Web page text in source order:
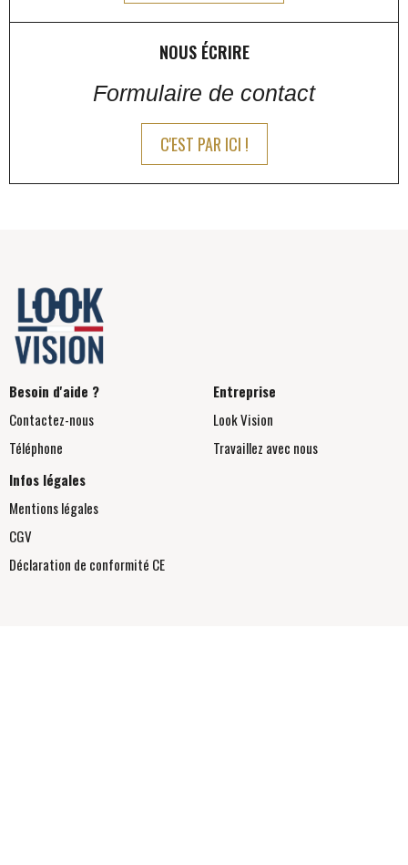
NOUS ÉCRIRE
Formulaire de contact
C'EST PAR ICI !
Besoin d'aide ?
Contactez-nous
Téléphone
Entreprise
Look Vision
Travaillez avec nous
Infos légales
Mentions légales
CGV
Déclaration de conformité CE